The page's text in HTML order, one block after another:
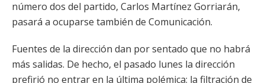
número dos del partido, Carlos Martínez Gorriarán,
pasará a ocuparse también de Comunicación.
Fuentes de la dirección dan por sentado que no habrá
más salidas. De hecho, el pasado lunes la dirección
prefirió no entrar en la última polémica: la filtración de